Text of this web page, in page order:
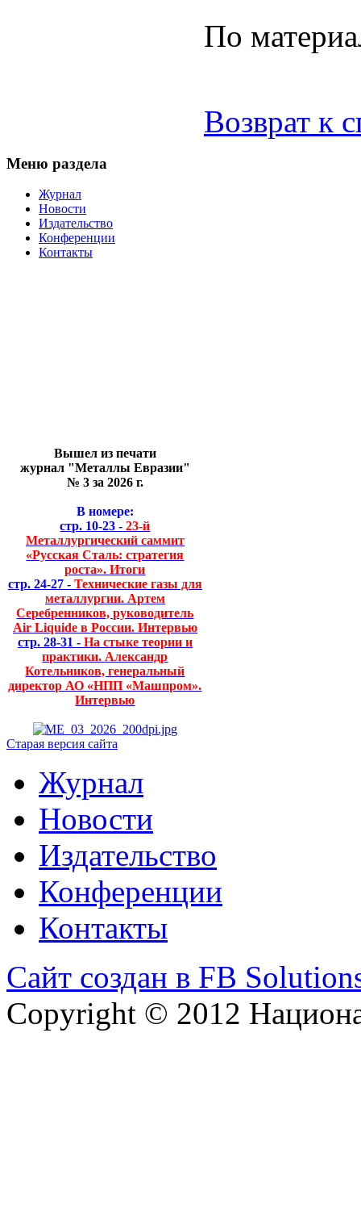
По
Возврат к
Меню раздела
Журнал
Новости
Издательство
Конференции
Контакты
Вышел из печати
журнал "Металлы Евразии"
№ 3 за 2026 г.
В номере:
стр. 10-23 - 23-й
Металлургический саммит
«Русская Сталь: стратегия
роста». Итоги
стр. 24-27 - Технические газы для
металлургии. Артем
Серебренников, руководитель
Air Liquide в России. Интервью
стр. 28-31 - На стыке теории и
практики. Александр
Котельников, генеральный
директор АО «НПП «Машпром».
Интервью
Старая версия сайта
Журнал
Новости
Издательство
Конференции
Контакты
Сайт создан в FB
Copyright © 2012